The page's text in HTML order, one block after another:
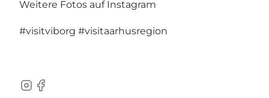
Weitere Fotos auf Instagram
#visitviborg #visitaarhusregion
Instagram
Facebook